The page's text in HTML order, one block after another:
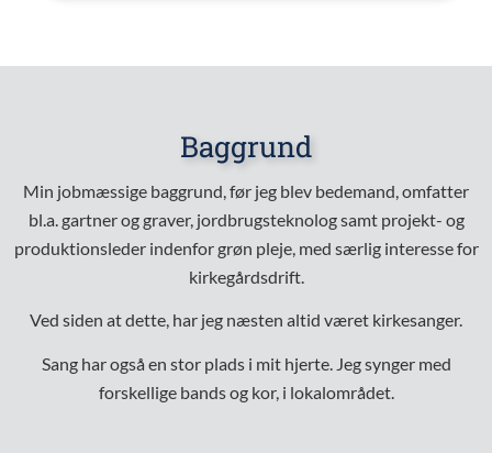
Baggrund
Min jobmæssige baggrund, før jeg blev bedemand, omfatter
bl.a. gartner og graver, jordbrugsteknolog samt projekt- og
produktionsleder indenfor grøn pleje, med særlig interesse for
kirkegårdsdrift.
Ved siden at dette, har jeg næsten altid været kirkesanger.
Sang har også en stor plads i mit hjerte. Jeg synger med
forskellige bands og kor, i lokalområdet.